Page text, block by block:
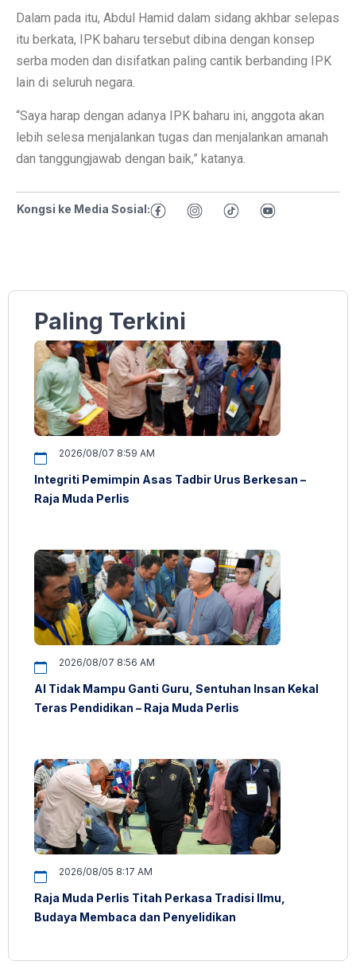
Dalam pada itu, Abdul Hamid dalam sidang akhbar selepas
itu berkata, IPK baharu tersebut dibina dengan konsep
serba moden dan disifatkan paling cantik berbanding IPK
lain di seluruh negara.
“Saya harap dengan adanya IPK baharu ini, anggota akan
lebih selesa menjalankan tugas dan menjalankan amanah
dan tanggungjawab dengan baik,” katanya.
Kongsi ke Media Sosial:
Paling Terkini
2026/08/07 8:59 AM
Integriti Pemimpin Asas Tadbir Urus Berkesan –
Raja Muda Perlis
2026/08/07 8:56 AM
AI Tidak Mampu Ganti Guru, Sentuhan Insan Kekal
Teras Pendidikan – Raja Muda Perlis
2026/08/05 8:17 AM
Raja Muda Perlis Titah Perkasa Tradisi Ilmu,
Budaya Membaca dan Penyelidikan